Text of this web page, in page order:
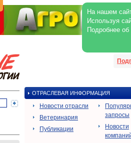
На нашем
Используя
Подробнее
ОТРАСЛЕВАЯ ИНФОРМАЦИЯ
Новости отрасли
Ветеринария
Публикации
запросы
Новости